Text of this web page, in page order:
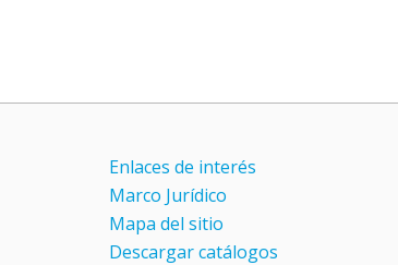
Enlaces de interés
Marco Jurídico
Mapa del sitio
Descargar catálogos